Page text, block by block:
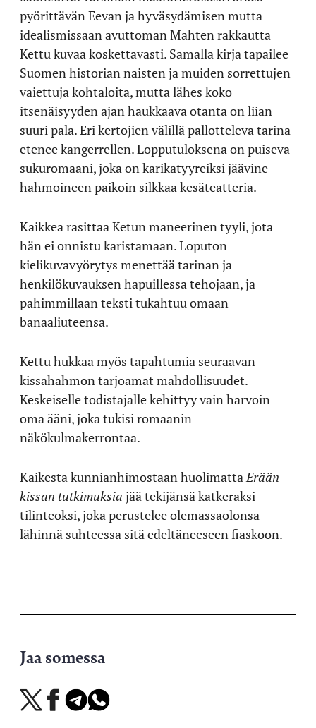
pyörittävän Eevan ja hyväsydämisen mutta
idealismissaan avuttoman Mahten rakkautta
Kettu kuvaa koskettavasti. Samalla kirja tapailee
Suomen historian naisten ja muiden sorrettujen
vaiettuja kohtaloita, mutta lähes koko
itsenäisyyden ajan haukkaava otanta on liian
suuri pala. Eri kertojien välillä pallotteleva tarina
etenee kangerrellen. Lopputuloksena on puiseva
sukuromaani, joka on karikatyyreiksi jäävine
hahmoineen paikoin silkkaa kesäteatteria.
Kaikkea rasittaa Ketun maneerinen tyyli, jota
hän ei onnistu karistamaan. Loputon
kielikuvavyörytys menettää tarinan ja
henkilökuvauksen hapuillessa tehojaan, ja
pahimmillaan teksti tukahtuu omaan
banaaliuteensa.
Kettu hukkaa myös tapahtumia seuraavan
kissahahmon tarjoamat mahdollisuudet.
Keskeiselle todistajalle kehittyy vain harvoin
oma ääni, joka tukisi romaanin
näkökulmakerrontaa.
Kaikesta kunnianhimostaan huolimattaErään
kissan tutkimuksia jää tekijänsä katkeraksi
tilinteoksi, joka perustelee olemassaolonsa
lähinnä suhteessa sitä edeltäneeseen fiaskoon.
Jaa somessa
Jaa
X-
Jaa
Facebookissa
Jaa
Telegramissa
Jaa
WhatsAppissa